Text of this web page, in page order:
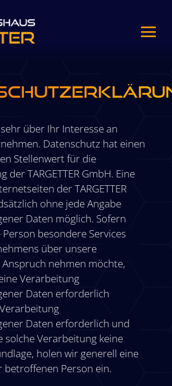
über Ihr Interesse an
Datenschutz hat einen
Stellenwert für die
der TARGETTER GmbH. Eine
der TARGETTER
ohne jede Angabe
Daten möglich. Sofern
besondere Services
über unsere
nehmen möchte,
Verarbeitung
Daten erforderlich
Daten erforderlich und
solche Verarbeitung keine
holen wir generell eine
betroffenen Person ein.